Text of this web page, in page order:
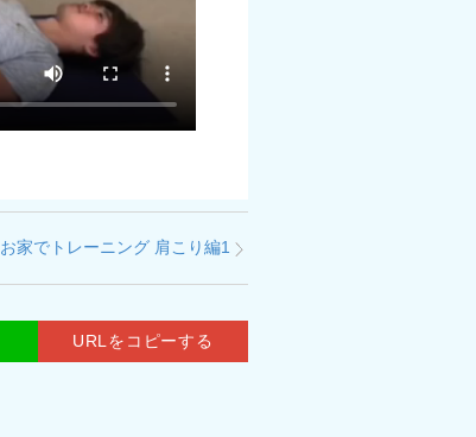
お家でトレーニング 肩こり編1
URLをコピーする